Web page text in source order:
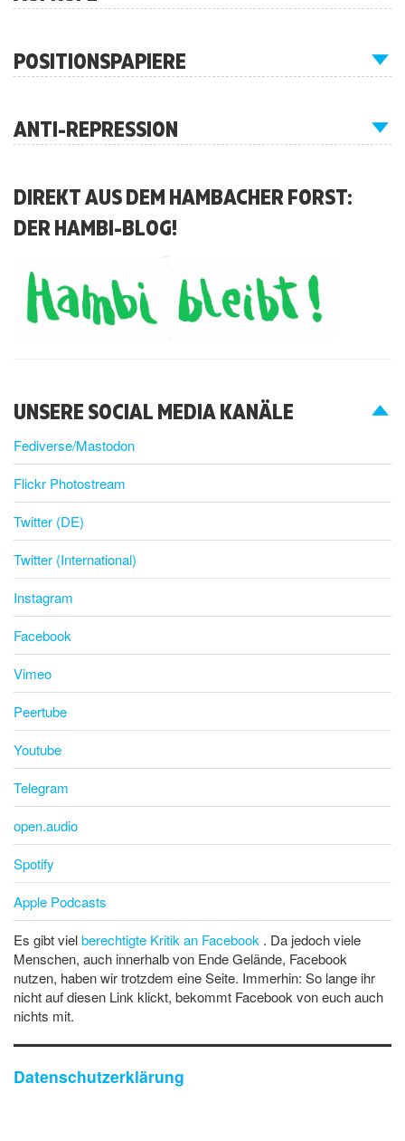
POSITIONSPAPIERE
ANTI-REPRESSION
DIREKT AUS DEM HAMBACHER FORST:
DER HAMBI-BLOG!
UNSERE SOCIAL MEDIA KANÄLE
Fediverse/Mastodon
Flickr Photostream
Twitter (DE)
Twitter (International)
Instagram
Facebook
Vimeo
Peertube
Youtube
Telegram
open.audio
Spotify
Apple Podcasts
Es gibt vielberechtigte Kritik an Facebook . Da jedoch viele
Menschen, auch innerhalb von Ende Gelände, Facebook
nutzen, haben wir trotzdem eine Seite. Immerhin: So lange ihr
nicht auf diesen Link klickt, bekommt Facebook von euch auch
nichts mit.
Datenschutzerklärung